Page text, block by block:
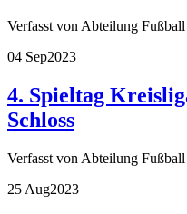
Verfasst von Abteilung
04 Sep2023
4. Spieltag
Schloss
Verfasst von Abteilung
25 Aug2023